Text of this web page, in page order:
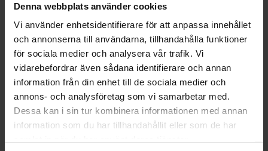
Denna webbplats använder cookies
Vi använder enhetsidentifierare för att anpassa innehållet
och annonserna till användarna, tillhandahålla funktioner
för sociala medier och analysera vår trafik. Vi
vidarebefordrar även sådana identifierare och annan
information från din enhet till de sociala medier och
annons- och analysföretag som vi samarbetar med.
Dessa kan i sin tur kombinera informationen med annan
information som du har tillhandahållit eller som de har
MVH VD
Kan en app som förvandlar
text till korthugget vd-språk – utan
artighetsfraser, men gärna stavfel – vara
vägen för den som vill nå fram till
toppcheferna?
Kommunikation
Text:Fredrik Kullberg